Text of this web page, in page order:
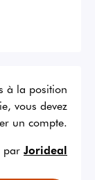
à la position
vous devez
un compte.
par Jorideal